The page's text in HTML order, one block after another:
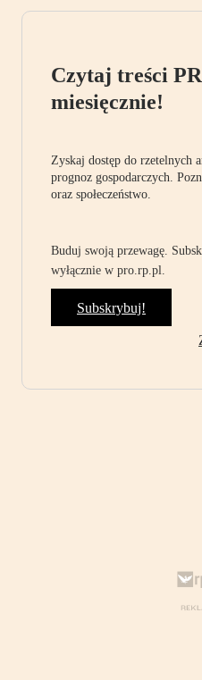
Czytaj treści
miesięcznie!
Zyskaj dostęp do rzetelnych
prognoz gospodarczych.
oraz społeczeństwo.
Buduj swoją przewagę.
wyłącznie w pro.rp.pl.
Subskrybuj!